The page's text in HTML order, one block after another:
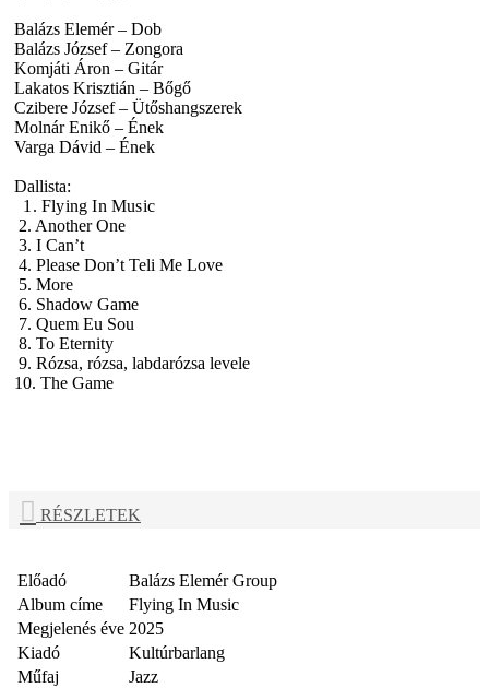
Balázs Elemér – Dob
Balázs József – Zongora
Komjáti Áron – Gitár
Lakatos Krisztián – Bőgő
Czibere József – Ütőshangszerek
Molnár Enikő – Ének
Varga Dávid – Ének
Dallista:
1. Flying In Music
2. Another One
3. I Can’t
4. Please Don’t Teli Me Love
5. More
6. Shadow Game
7. Quem Eu Sou
8. To Eternity
9. Rózsa, rózsa, labdarózsa levele
10. The Game
RÉSZLETEK
Előadó
Balázs Elemér Group
Album címe
Flying In Music
Megjelenés éve 2025
Kiadó
Kultúrbarlang
Műfaj
Jazz